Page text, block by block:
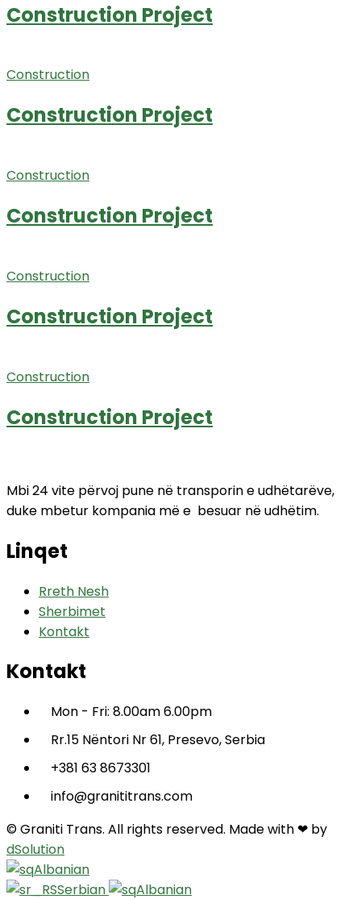
Construction Project
Construction
Construction Project
Construction
Construction Project
Construction
Construction Project
Construction
Construction Project
Mbi 24 vite përvoj pune në transporin e udhëtarëve,
duke mbetur kompania më e besuar në udhëtim.
Linqet
Rreth Nesh
Sherbimet
Kontakt
Kontakt
Mon - Fri: 8.00am 6.00pm
Rr.15 Nëntori Nr 61, Presevo, Serbia
+381 63 8673301
info@granititrans.com
© Graniti Trans. All rights reserved. Made with ❤ by
dSolution
Albanian
Serbian
Albanian